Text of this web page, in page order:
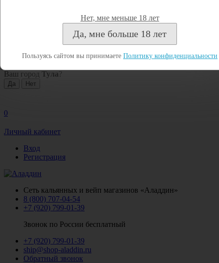
Посмотреть все результаты
Ваш город Тула ?
0
Личный кабинет
Вход
Регистрация
Сеть кальянных и вейп магазинов «Аладдин»
8 (800) 707-04-54
+7 (920) 799-01-39
Звонок по России бесплатный
+7 (920) 799-01-39
ship@shop-aladdin.ru
Обратный звонок
Нет, мне меньше 18 лет
Да, мне больше 18 лет
Пользуясь сайтом вы принимаете Политику конфиденциальности